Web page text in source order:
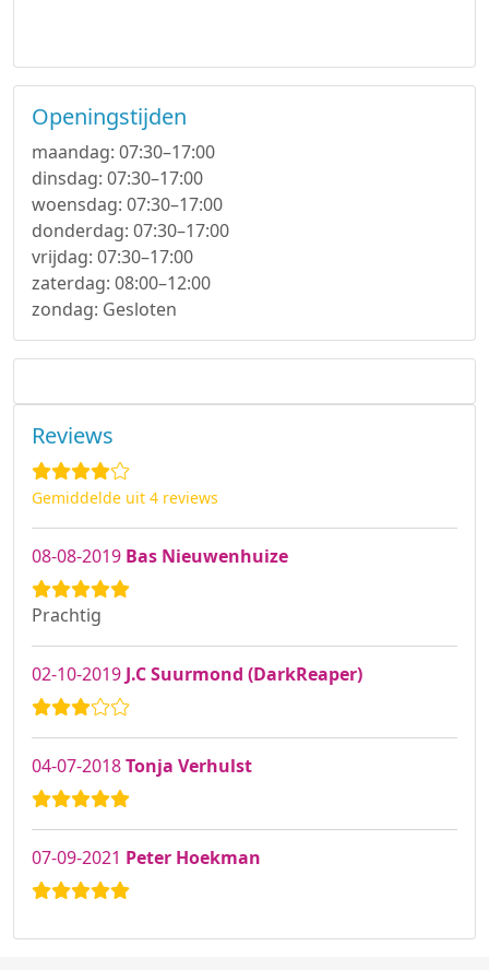
Openingstijden
maandag: 07:30–17:00
dinsdag: 07:30–17:00
woensdag: 07:30–17:00
donderdag: 07:30–17:00
vrijdag: 07:30–17:00
zaterdag: 08:00–12:00
zondag: Gesloten
Reviews
Gemiddelde uit 4 reviews
08-08-2019 Bas Nieuwenhuize
Prachtig
02-10-2019 J.C Suurmond (DarkReaper)
04-07-2018Tonja Verhulst
07-09-2021 Peter Hoekman